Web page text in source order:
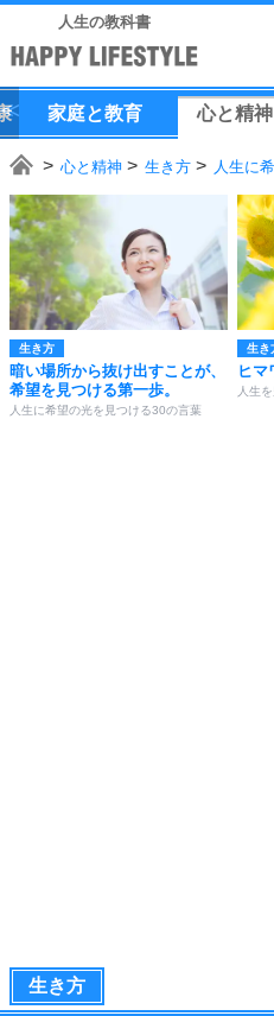
人生の教科書
家庭と教育 心と精神
心と精神 生き方 人生に
生き方
暗い場所から抜け出すことが、
希望を見つける第一歩。
人生に希望の光を見つける30の言葉
生き
ヒマ
人生
生き方